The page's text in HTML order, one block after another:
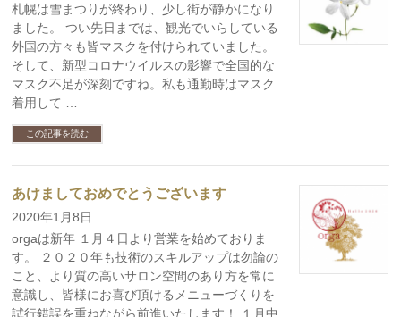
札幌は雪まつりが終わり、少し街が静かになり
ました。 つい先日までは、観光でいらしている
外国の方々も皆マスクを付けられていました。
そして、新型コロナウイルスの影響で全国的な
マスク不足が深刻ですね。私も通勤時はマスク
着用して …
この記事を読む
あけましておめでとうございます
2020年1月8日
orgaは新年 １月４日より営業を始めておりま
す。 ２０２０年も技術のスキルアップは勿論の
こと、より質の高いサロン空間のあり方を常に
意識し、皆様にお喜び頂けるメニューづくりを
試行錯誤を重ねながら前進いたします！ １月中